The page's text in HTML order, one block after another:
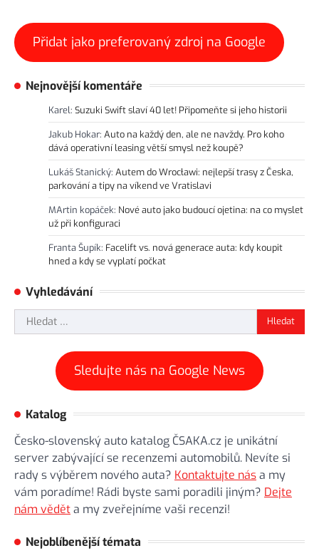
Přidat jako preferovaný zdroj na Google
Nejnovější komentáře
Karel: Suzuki Swift slaví 40 let! Připomeňte si jeho historii
Jakub Hokar: Auto na každý den, ale ne navždy. Pro koho
dává operativní leasing větší smysl než koupě?
Lukáš Stanický: Autem do Wrocławi: nejlepší trasy z Česka,
parkování a tipy na víkend ve Vratislavi
MArtin kopáček: Nové auto jako budoucí ojetina: na co myslet
už při konfiguraci
Franta Šupík: Facelift vs. nová generace auta: kdy koupit
hned a kdy se vyplatí počkat
Vyhledávání
Vyhledávání
Sledujte nás na Google News
Katalog
Česko-slovenský auto katalog ČSAKA.cz je unikátní
server zabývající se recenzemi automobilů. Nevíte si
rady s výběrem nového auta? Kontaktujte nása my
vám poradíme! Rádi byste sami poradili jiným? Dejte
nám věděta my zveřejníme vaši recenzi!
Nejoblíbenější témata